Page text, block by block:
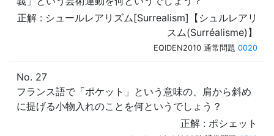
正解 : シュールレアリズム[Surrealism]【シュルレアリ
スム(Surréalisme)】
EQIDEN2010 通常問題 0020
No. 27
フランス語で「ポケット」という意味の、肩から斜め
に提げる小物入れのことを何というでしょう？
正解 : ポシェット